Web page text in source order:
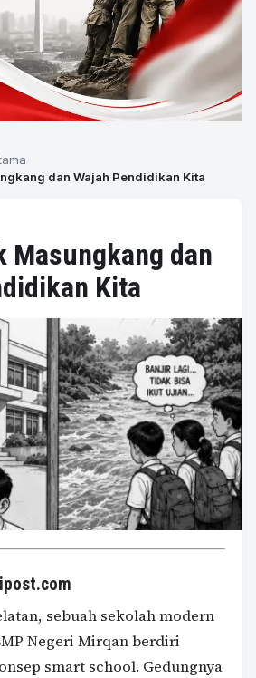
dan Wajah Pendidikan Kita
Masungkang dan
Kita
sebuah sekolah modern
Negeri Mirqan berdiri
smart school. Gedungnya